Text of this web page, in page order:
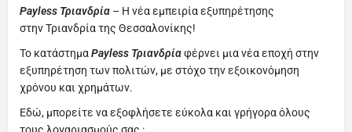
Payless Τριανδρία – Η νέα εμπειρία εξυπηρέτησης
στην Τριανδρία της Θεσσαλονίκης!
Το κατάστημαPayless Τριανδρίαφέρνει μια νέα εποχή στην
εξυπηρέτηση των πολιτών, με στόχο την εξοικονόμηση
χρόνου και χρημάτων.
Εδώ, μπορείτε να εξοφλήσετε εύκολα και γρήγορα όλους
τους λογαριασμούς σας :